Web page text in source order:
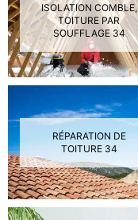
ISOLATION COMBLE,
TOITURE PAR
SOUFFLAGE 34
RÉPARATION DE
TOITURE 34